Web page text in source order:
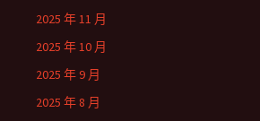
2025 年 11 月
2025 年 10 月
2025 年 9 月
2025 年 8 月